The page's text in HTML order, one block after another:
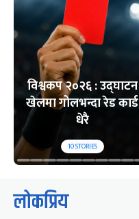
विश्वकप २०२६ : उद्घाटन
खेलमा गोलभन्दा रेड कार्ड
धेरै
10STORIES
लोकप्रिय